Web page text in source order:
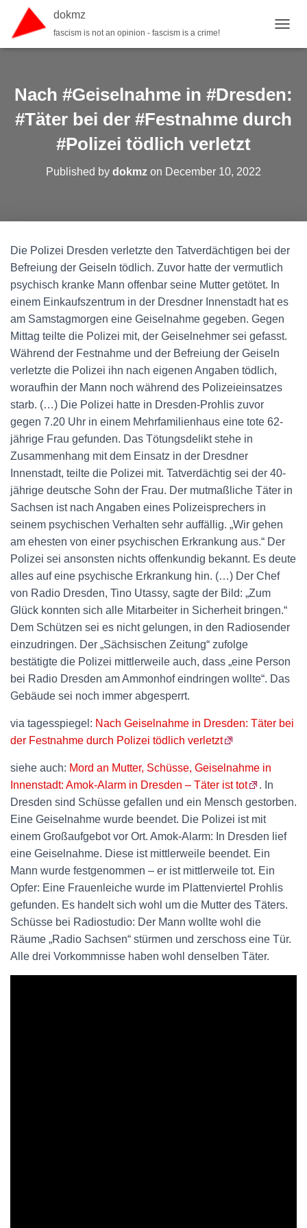
dokmz
fascism is not an opinion - fascism is a crime!
Nach #Geiselnahme in #Dresden:
#Täter bei der #Festnahme durch
#Polizei tödlich verletzt
Published by dokmz on December 10, 2022
Die Polizei Dresden verletzte den Tatverdächtigen bei der
Befreiung der Geiseln tödlich. Zuvor hatte der vermutlich
psychisch kranke Mann offenbar seine Mutter getötet. In
einem Einkaufszentrum in der Dresdner Innenstadt hat es
am Samstagmorgen eine Geiselnahme gegeben. Gegen
Mittag teilte die Polizei mit, der Geiselnehmer sei gefasst.
Während der Festnahme und der Befreiung der Geiseln
verletzte die Polizei ihn nach eigenen Angaben tödlich,
woraufhin der Mann noch während des Polizeieinsatzes
starb. (…) Die Polizei hatte in Dresden-Prohlis zuvor
gegen 7.20 Uhr in einem Mehrfamilienhaus eine tote 62-
jährige Frau gefunden. Das Tötungsdelikt stehe in
Zusammenhang mit dem Einsatz in der Dresdner
Innenstadt, teilte die Polizei mit. Tatverdächtig sei der 40-
jährige deutsche Sohn der Frau. Der mutmaßliche Täter in
Sachsen ist nach Angaben eines Polizeisprechers in
seinem psychischen Verhalten sehr auffällig. „Wir gehen
am ehesten von einer psychischen Erkrankung aus.“ Der
Polizei sei ansonsten nichts offenkundig bekannt. Es deute
alles auf eine psychische Erkrankung hin. (…) Der Chef
von Radio Dresden, Tino Utassy, sagte der Bild: „Zum
Glück konnten sich alle Mitarbeiter in Sicherheit bringen.“
Dem Schützen sei es nicht gelungen, in den Radiosender
einzudringen. Der „Sächsischen Zeitung“ zufolge
bestätigte die Polizei mittlerweile auch, dass „eine Person
bei Radio Dresden am Ammonhof eindringen wollte“. Das
Gebäude sei noch immer abgesperrt.
via tagesspiegel: Nach Geiselnahme in Dresden: Täter bei
der Festnahme durch Polizei tödlich verletzt
siehe auch: Mord an Mutter, Schüsse, Geiselnahme in
Innenstadt: Amok-Alarm in Dresden – Täter ist tot
. In
Dresden sind Schüsse gefallen und ein Mensch gestorben.
Eine Geiselnahme wurde beendet. Die Polizei ist mit
einem Großaufgebot vor Ort. Amok-Alarm: In Dresden lief
eine Geiselnahme. Diese ist mittlerweile beendet. Ein
Mann wurde festgenommen – er ist mittlerweile tot. Ein
Opfer: Eine Frauenleiche wurde im Plattenviertel Prohlis
gefunden. Es handelt sich wohl um die Mutter des Täters.
Schüsse bei Radiostudio: Der Mann wollte wohl die
Räume „Radio Sachsen“ stürmen und zerschoss eine Tür.
Alle drei Vorkommnisse haben wohl denselben Täter.